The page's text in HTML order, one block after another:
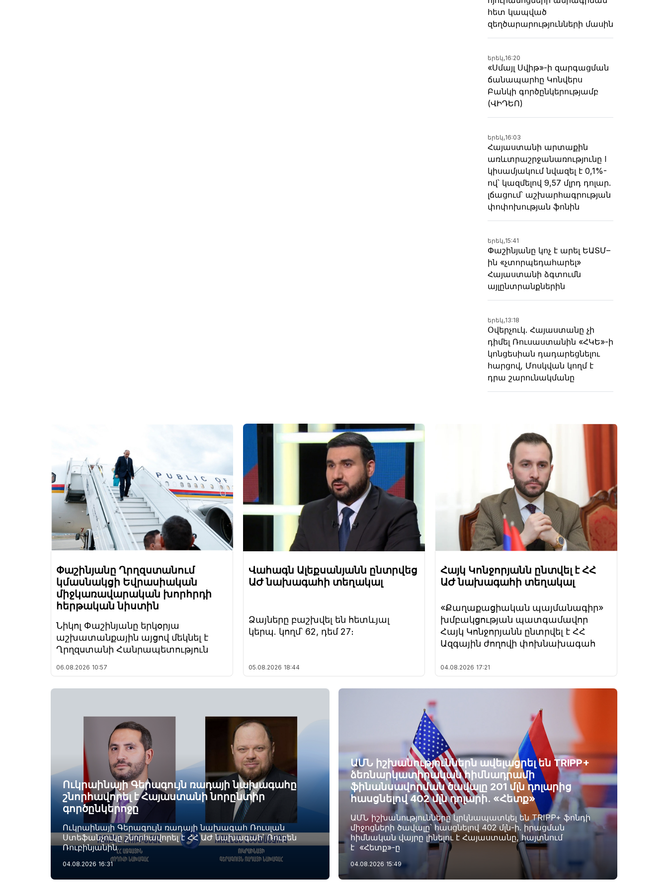
հետ կապված
զեղծարարությունների մասին
երեկ,16:20
«Սմայլ Սվիթ»-ի զարգացման
ճանապարհը Կոնվերս
Բանկի գործընկերությամբ
(ՎԻԴԵՈ)
երեկ,16:03
Հայաստանի արտաքին
առևտրաշրջանառությունը I
կիսամյակում նվազել է 0,1%-
ով՝ կազմելով 9,57 մլրդ դոլար.
լճացում՝ աշխարհագրության
փոփոխության ֆոնին
երեկ,15:41
Փաշինյանը կոչ է արել ԵԱՏՄ–
ին «չտորպեդահարել»
Հայաստանի ձգտումն
այլընտրանքներին
երեկ,13:18
Օվերչուկ. Հայաստանը չի
դիմել Ռուսաստանին «ՀԿԵ»-ի
կոնցեսիան դադարեցնելու
հարցով, Մոսկվան կողմ է
դրա շարունակմանը
Փաշինյանը Ղրղզստանում
կմասնակցի Եվրասիական
միջկառավարական խորհրդի
հերթական նիստին
Նիկոլ Փաշինյանը երկօրյա
աշխատանքային այցով մեկնել է
Ղրղզստանի Հանրապետություն
06.08.2026 10:57
Վահագն Ալեքսանյանն ընտրվեց
ԱԺ նախագահի տեղակալ
Ձայները բաշխվել են հետևյալ
կերպ. կողմ՝ 62, դեմ 27։
05.08.2026 18:44
Հայկ Կոնջորյանն ընտվել է ՀՀ
ԱԺ նախագահի տեղակալ
«Քաղաքացիական պայմանագիր»
խմբակցության պատգամավոր
Հայկ Կոնջորյանն ընտրվել է ՀՀ
Ազգային ժողովի փոխնախագահ
04.08.2026 17:21
Ուկրաինայի Գերագույն ռադայի նախագահը
շնորհավորել է Հայաստանի նորընտիր
գործընկերոջը
Ուկրաինայի Գերագույն ռադայի նախագահ Ռուսլան
Ստեֆանչուկը շնորհավորել է ՀՀ ԱԺ նախագահ՝ Ռուբեն
Ռուբինյանին
04.08.2026 16:31
ԱՄՆ իշխանություններն ավելացրել են TRIPP+
ձեռնարկատիրական հիմնադրամի
ֆինանսավորման ծավալը 201 մլն դոլարից
հասցնելով 402 մլն դոլարի. «Հետք»
ԱՄՆ իշխանությունները կրկնապատկել են TRIPP+ ֆոնդի
միջոցների ծավալը՝ հասցնելով 402 մլն-ի. իրացման
հիմնական վայրը լինելու է Հայաստանը, հայտնում
է «Հետք»-ը
04.08.2026 15:49